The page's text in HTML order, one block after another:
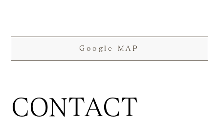
Google MAP
CONTACT